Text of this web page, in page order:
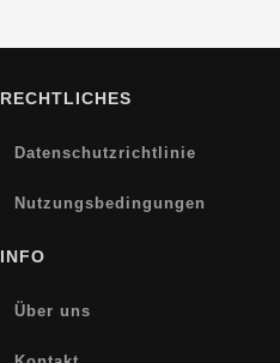
RECHTLICHES
Datenschutzrichtlinie
Nutzungsbedingungen
INFO
Über uns